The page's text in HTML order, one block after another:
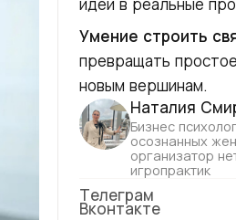
Наталия
Бизнес
осознанных
организатор
игропрактик
Телеграм
Вконтакте
идеи в реальные
Умение строить
превращать
новым вершинам.